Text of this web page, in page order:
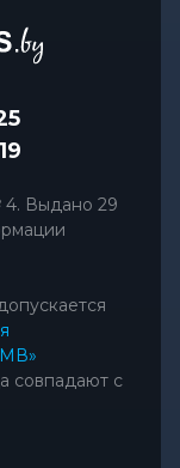
4. Выдано 29
совпадают с